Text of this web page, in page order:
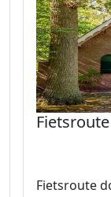
Fietsroute